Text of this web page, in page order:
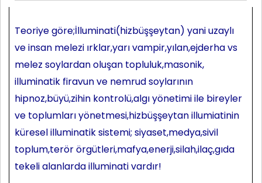
Teoriye göre;İlluminati(hizbüşşeytan) yani uzaylı
ve insan melezi ırklar,yarı vampir,yılan,ejderha vs
melez soylardan oluşan topluluk,masonik,
illuminatik firavun ve nemrud soylarının
hipnoz,büyü,zihin kontrolü,algı yönetimi ile bireyler
ve toplumları yönetmesi,hizbüşşeytan illumiatinin
küresel illuminatik sistemi; siyaset,medya,sivil
toplum,terör örgütleri,mafya,enerji,silah,ilaç,gıda
tekeli alanlarda illuminati vardır!